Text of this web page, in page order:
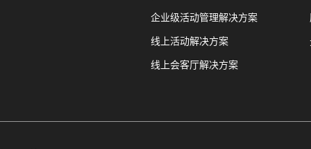
企业级活动管理解决方案
线上活动解决方案
线上会客厅解决方案